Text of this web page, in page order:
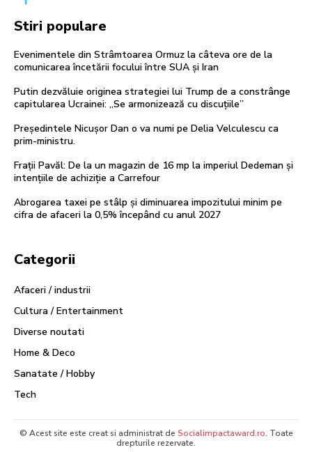
Stiri populare
Evenimentele din Strâmtoarea Ormuz la câteva ore de la
comunicarea încetării focului între SUA și Iran
Putin dezvăluie originea strategiei lui Trump de a constrânge
capitularea Ucrainei: „Se armonizează cu discuțiile”
Președintele Nicușor Dan o va numi pe Delia Velculescu ca
prim-ministru.
Frații Pavăl: De la un magazin de 16 mp la imperiul Dedeman și
intențiile de achiziție a Carrefour
Abrogarea taxei pe stâlp și diminuarea impozitului minim pe
cifra de afaceri la 0,5% începând cu anul 2027
Categorii
Afaceri / industrii
Cultura / Entertainment
Diverse noutati
Home & Deco
Sanatate / Hobby
Tech
© Acest site este creat si administrat de Socialimpactaward.ro. Toate
drepturile rezervate.